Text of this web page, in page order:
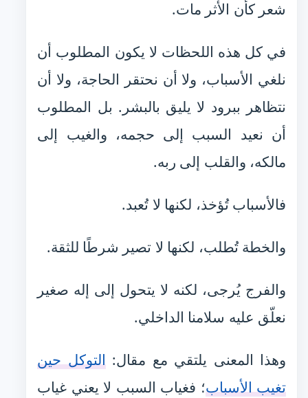
شعر كأن الأثر مات.
في كل هذه اللحظات لا يكون المطلوب أن
نلغي الأسباب، ولا أن نحتقر الحاجة، ولا أن
نتظاهر ببرود لا يليق بالبشر. بل المطلوب
أن نعيد السبب إلى حجمه، والغيب إلى
مالكه، والقلب إلى ربه.
فالأسباب تُؤخذ، لكنها لا تُعبد.
والخطة تُطلب، لكنها لا تصير شرطًا للثقة.
والفرج يُرجى، لكنه لا يتحول إلى إله صغير
نعلّق عليه سلامنا الداخلي.
وهذا المعنى يلتقي مع مقال:التوكل حين
تغيب الأسباب؛ فغياب السبب لا يعني غياب